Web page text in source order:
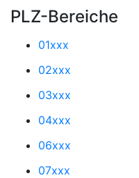
PLZ-Bereiche
01xxx
02xxx
03xxx
04xxx
06xxx
07xxx